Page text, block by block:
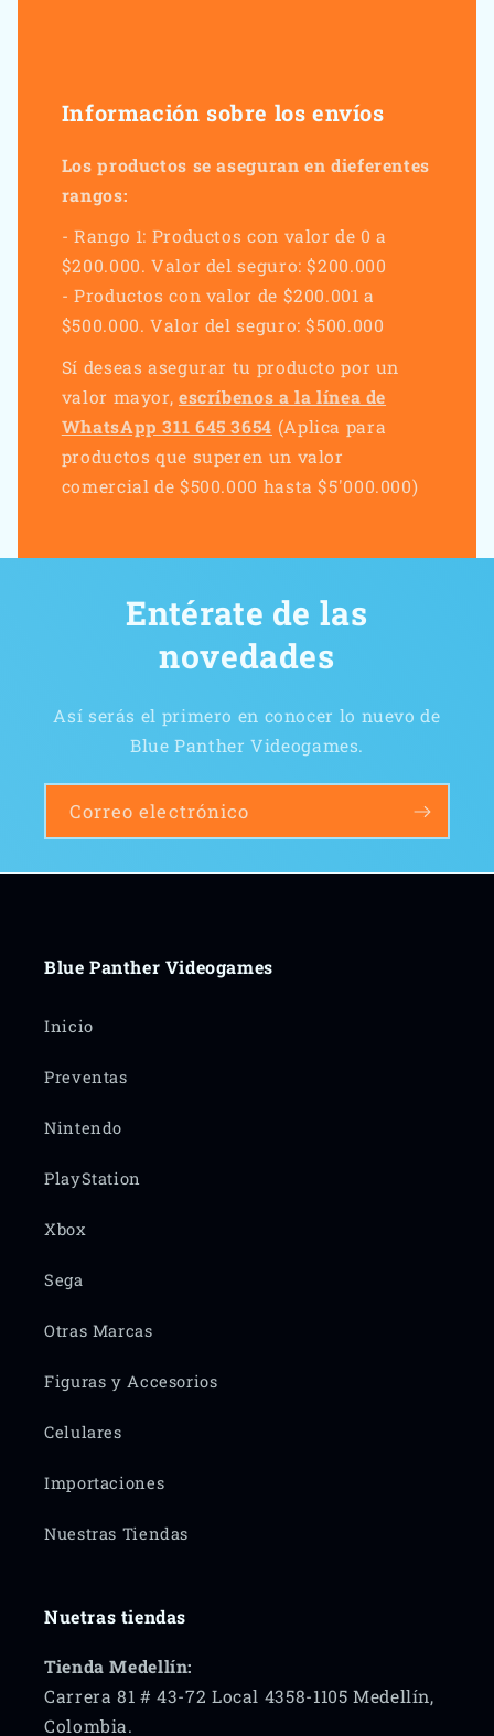
Información sobre los envíos
Los productos se aseguran en dieferentes
rangos:
- Rango 1: Productos con valor de 0 a
$200.000. Valor del seguro: $200.000
- Productos con valor de $200.001 a
$500.000. Valor del seguro: $500.000
Sí deseas asegurar tu producto por un
valor mayor, escríbenos a la línea de
WhatsApp 311 645 3654 (Aplica para
productos que superen un valor
comercial de $500.000 hasta $5'000.000)
Entérate de las
novedades
Así serás el primero en conocer lo nuevo de
Blue Panther Videogames.
Correo electrónico
Blue Panther Videogames
Inicio
Preventas
Nintendo
PlayStation
Xbox
Sega
Otras Marcas
Figuras y Accesorios
Celulares
Importaciones
Nuestras Tiendas
Nuetras tiendas
Tienda Medellín:
Carrera 81 # 43-72 Local 4358-1105 Medellín,
Colombia.